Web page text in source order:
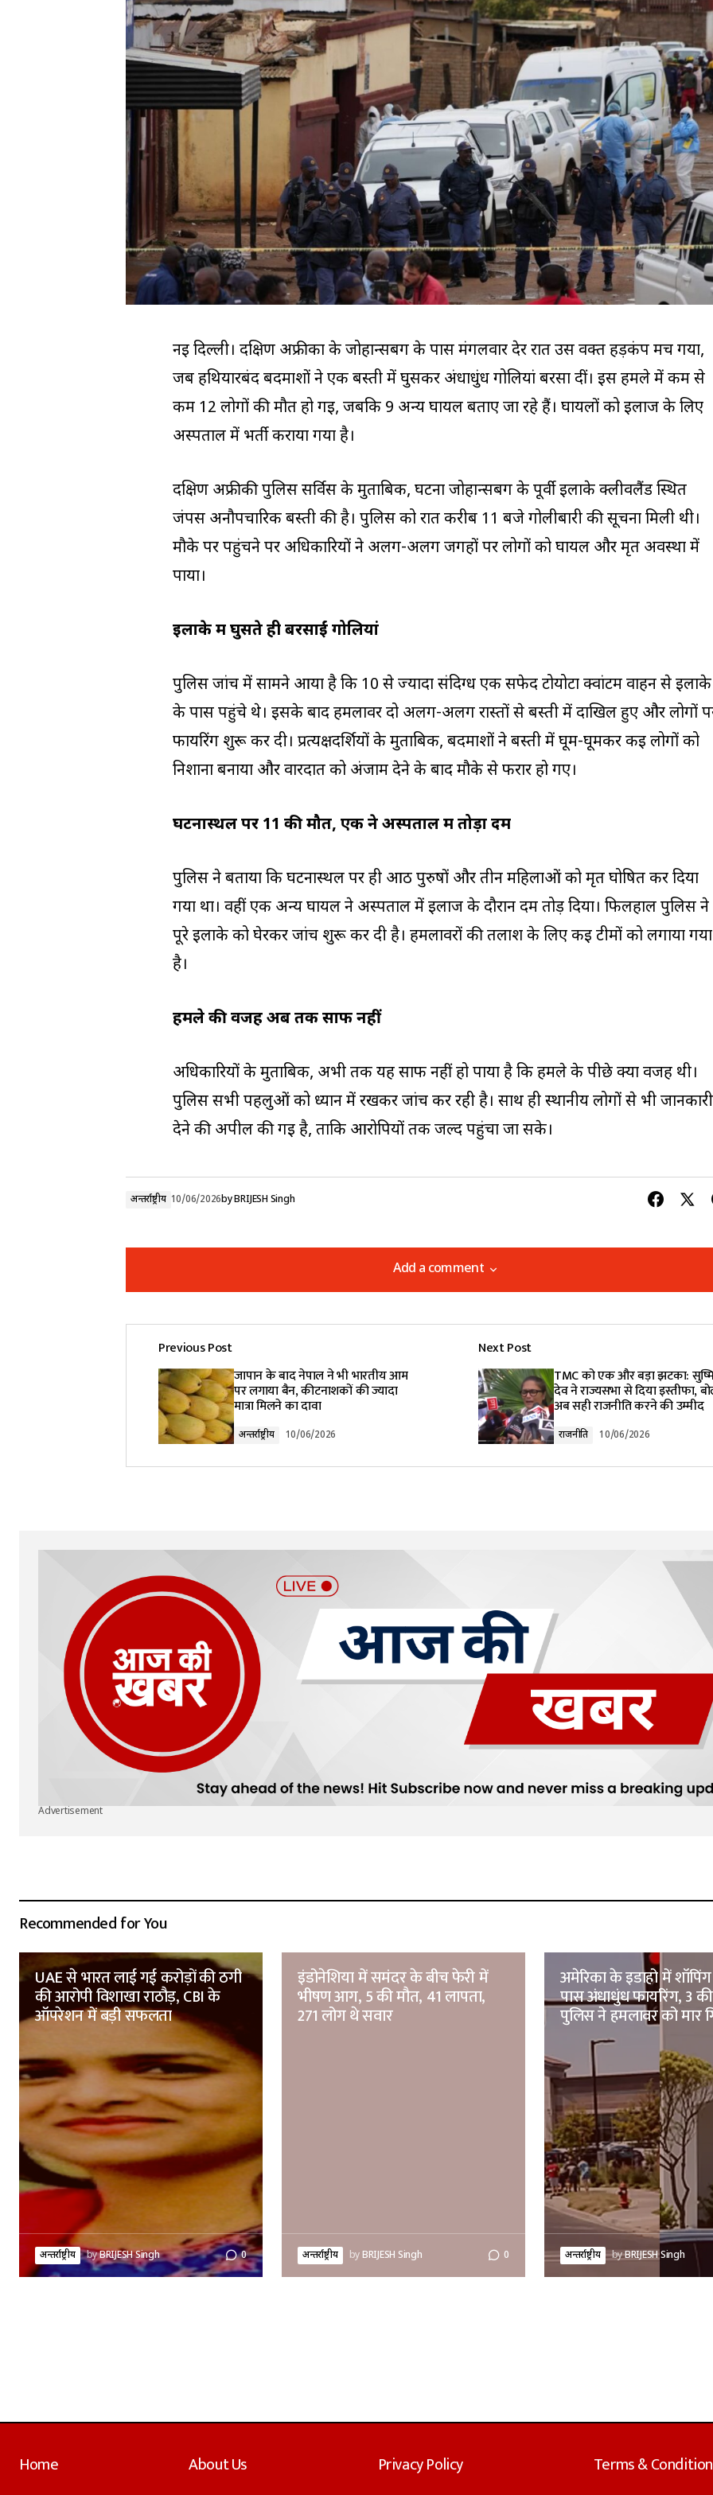
नई दिल्ली। दक्षिण अफ्रीका के जोहान्सबर्ग के पास मंगलवार देर रात उस वक्त हड़कंप मच गया,
जब हथियारबंद बदमाशों ने एक बस्ती में घुसकर अंधाधुंध गोलियां बरसा दीं। इस हमले में कम से
कम 12 लोगों की मौत हो गई, जबकि 9 अन्य घायल बताए जा रहे हैं। घायलों को इलाज के लिए
अस्पताल में भर्ती कराया गया है।
दक्षिण अफ्रीकी पुलिस सर्विस के मुताबिक, घटना जोहान्सबर्ग के पूर्वी इलाके क्लीवलैंड स्थित
जंपर्स अनौपचारिक बस्ती की है। पुलिस को रात करीब 11 बजे गोलीबारी की सूचना मिली थी।
मौके पर पहुंचने पर अधिकारियों ने अलग-अलग जगहों पर लोगों को घायल और मृत अवस्था में
पाया।
इलाके में घुसते ही बरसाईं गोलियां
पुलिस जांच में सामने आया है कि 10 से ज्यादा संदिग्ध एक सफेद टोयोटा क्वांटम वाहन से इलाके
के पास पहुंचे थे। इसके बाद हमलावर दो अलग-अलग रास्तों से बस्ती में दाखिल हुए और लोगों
फायरिंग शुरू कर दी। प्रत्यक्षदर्शियों के मुताबिक, बदमाशों ने बस्ती में घूम-घूमकर कई लोगों को
निशाना बनाया और वारदात को अंजाम देने के बाद मौके से फरार हो गए।
घटनास्थल पर 11 की मौत, एक ने अस्पताल में तोड़ा दम
पुलिस ने बताया कि घटनास्थल पर ही आठ पुरुषों और तीन महिलाओं को मृत घोषित कर दिया
गया था। वहीं एक अन्य घायल ने अस्पताल में इलाज के दौरान दम तोड़ दिया। फिलहाल पुलिस ने
पूरे इलाके को घेरकर जांच शुरू कर दी है। हमलावरों की तलाश के लिए कई टीमों को लगाया गया
है।
हमले की वजह अब तक साफ नहीं
अधिकारियों के मुताबिक, अभी तक यह साफ नहीं हो पाया है कि हमले के पीछे क्या वजह थी।
पुलिस सभी पहलुओं को ध्यान में रखकर जांच कर रही है। साथ ही स्थानीय लोगों से भी जानकारी
देने की अपील की गई है, ताकि आरोपियों तक जल्द पहुंचा जा सके।
अन्तर्राष्ट्रीय 10/06/2026byBRIJESH Singh
Add a comment
Add a comment
Your email address will not be published. Required fields are marked
Comment*
Previous Post
जापान के बाद नेपाल ने भी भारतीय आम
पर लगाया बैन, कीटनाशकों की ज्यादा
मात्रा मिलने का दावा
अन्तर्राष्ट्रीय 10/06/2026
Next Post
TMC को एक और बड़ा झटका:
देव ने राज्यसभा से दिया इस्तीफा,
अब सही राजनीति करने की उम्मीद
राजनीति 10/06/2026
Advertisement
Recommended for You
UAE से भारत लाई गई करोड़ों की ठगी
की आरोपी विशाखा राठौड़, CBI के
ऑपरेशन में बड़ी सफलता
अन्तर्राष्ट्रीय byBRIJESH Singh 0
इंडोनेशिया में समंदर के बीच फेरी में
भीषण आग, 5 की मौत, 41 लापता,
271 लोग थे सवार
अन्तर्राष्ट्रीय byBRIJESH Singh 0
अमेरिका के इडाहो में
पास अंधाधुंध फायरिंग, 3
पुलिस ने हमलावर को मार
अन्तर्राष्ट्रीय byBRIJESH Singh
Home About Us Privacy Policy Terms &